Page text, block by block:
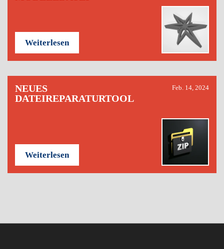
Weiterlesen
NEUES
DATEIREPARATURTOOL
Feb. 14, 2024
Weiterlesen